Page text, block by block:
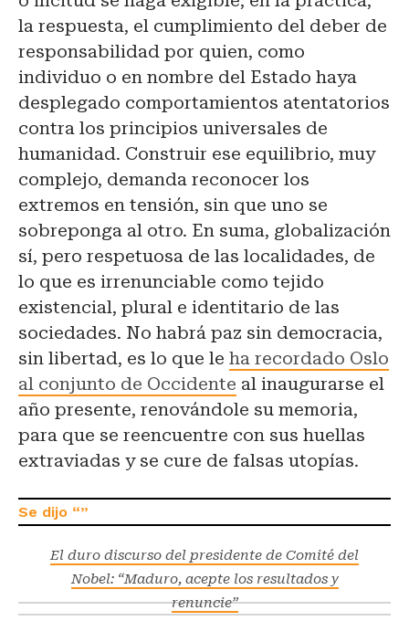
la respuesta, el cumplimiento del deber de
responsabilidad por quien, como
individuo o en nombre del Estado haya
desplegado comportamientos atentatorios
contra los principios universales de
humanidad. Construir ese equilibrio, muy
complejo, demanda reconocer los
extremos en tensión, sin que uno se
sobreponga al otro. En suma, globalización
sí, pero respetuosa de las localidades, de
lo que es irrenunciable como tejido
existencial, plural e identitario de las
sociedades. No habrá paz sin democracia,
sin libertad, es lo que le ha recordado Oslo
al conjunto de Occidente al inaugurarse el
año presente, renovándole su memoria,
para que se reencuentre con sus huellas
extraviadas y se cure de falsas utopías.
El duro discurso del presidente de Comité del
Nobel: “Maduro, acepte los resultados y
renuncie”